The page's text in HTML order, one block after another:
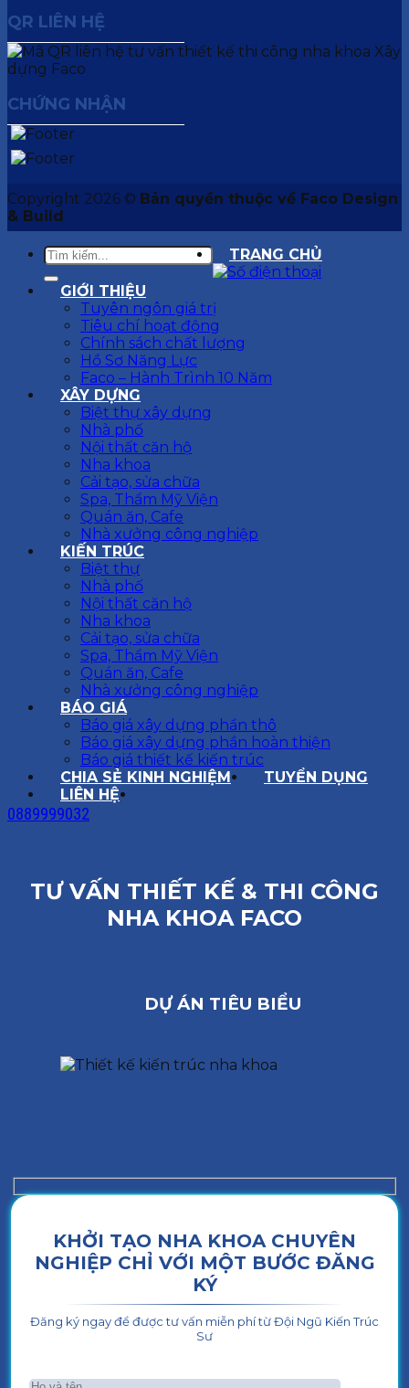
QR LIÊN HỆ
CHỨNG NHẬN
Copyright 2026 © Bản quyền thuộc về Faco Design
& Build
TRANG CHỦ
GIỚI THIỆU
Tuyên ngôn giá trị
Tiêu chí hoạt động
Chính sách chất lượng
Hồ Sơ Năng Lực
Faco – Hành Trình 10 Năm
XÂY DỰNG
Biệt thự xây dựng
Nhà phố
Nội thất căn hộ
Nha khoa
Cải tạo, sửa chữa
Spa, Thẩm Mỹ Viện
Quán ăn, Cafe
Nhà xưởng công nghiệp
KIẾN TRÚC
Biệt thự
Nhà phố
Nội thất căn hộ
Nha khoa
Cải tạo, sửa chữa
Spa, Thẩm Mỹ Viện
Quán ăn, Cafe
Nhà xưởng công nghiệp
BÁO GIÁ
Báo giá xây dựng phần thô
Báo giá xây dựng phần hoàn thiện
Báo giá thiết kế kiến trúc
CHIA SẺ KINH NGHIỆM
TUYỂN DỤNG
LIÊN HỆ
0889999032
TƯ VẤN THIẾT KẾ & THI CÔNG
NHA KHOA FACO
DỰ ÁN TIÊU BIỂU
KHỞI TẠO NHA KHOA CHUYÊN
NGHIỆP CHỈ VỚI MỘT BƯỚC ĐĂNG
KÝ
Đăng ký ngay để được tư vấn miễn phí từ Đội Ngũ Kiến Trúc
Sư